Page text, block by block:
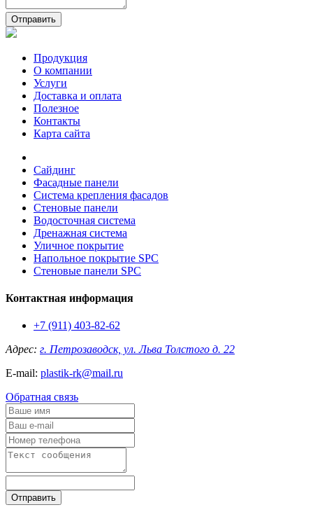
Отправить
Продукция
О компании
Услуги
Доставка и оплата
Полезное
Контакты
Карта сайта
Сайдинг
Фасадные панели
Система крепления фасадов
Стеновые панели
Водосточная система
Дренажная система
Уличное покрытие
Напольное покрытие SPC
Стеновые панели SPC
Контактная информация
+7 (911) 403-82-62
Адрес: г. Петрозаводск, ул. Льва Толстого д. 22
E-mail: plastik-rk@mail.ru
Обратная связь
Отправить